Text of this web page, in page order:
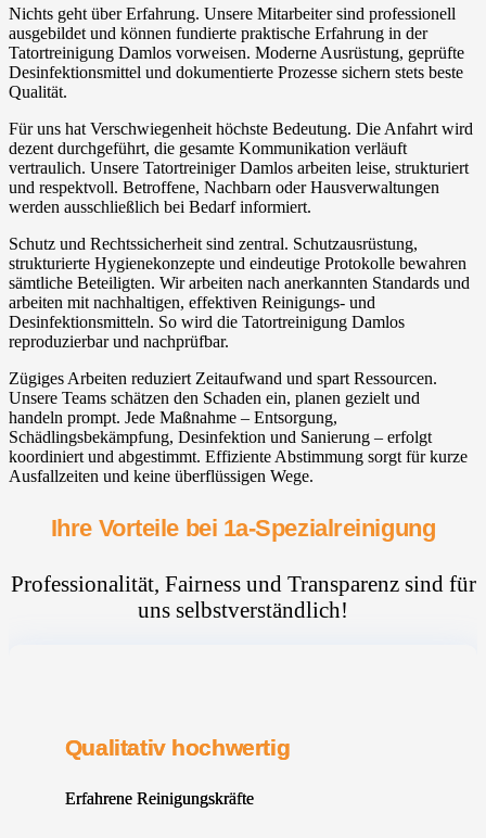
Nichts geht über Erfahrung. Unsere Mitarbeiter sind professionell
ausgebildet und können fundierte praktische Erfahrung in der
Tatortreinigung Damlos vorweisen. Moderne Ausrüstung, geprüfte
Desinfektionsmittel und dokumentierte Prozesse sichern stets beste
Qualität.
Für uns hat Verschwiegenheit höchste Bedeutung. Die Anfahrt wird
dezent durchgeführt, die gesamte Kommunikation verläuft
vertraulich. Unsere Tatortreiniger Damlos arbeiten leise, strukturiert
und respektvoll. Betroffene, Nachbarn oder Hausverwaltungen
werden ausschließlich bei Bedarf informiert.
Schutz und Rechtssicherheit sind zentral. Schutzausrüstung,
strukturierte Hygienekonzepte und eindeutige Protokolle bewahren
sämtliche Beteiligten. Wir arbeiten nach anerkannten Standards und
arbeiten mit nachhaltigen, effektiven Reinigungs- und
Desinfektionsmitteln. So wird die Tatortreinigung Damlos
reproduzierbar und nachprüfbar.
Zügiges Arbeiten reduziert Zeitaufwand und spart Ressourcen.
Unsere Teams schätzen den Schaden ein, planen gezielt und
handeln prompt. Jede Maßnahme – Entsorgung,
Schädlingsbekämpfung, Desinfektion und Sanierung – erfolgt
koordiniert und abgestimmt. Effiziente Abstimmung sorgt für kurze
Ausfallzeiten und keine überflüssigen Wege.
Ihre Vorteile bei 1a-Spezialreinigung
Professionalität, Fairness und Transparenz sind für
uns selbstverständlich!
Qualitativ hochwertig
Erfahrene Reinigungskräfte